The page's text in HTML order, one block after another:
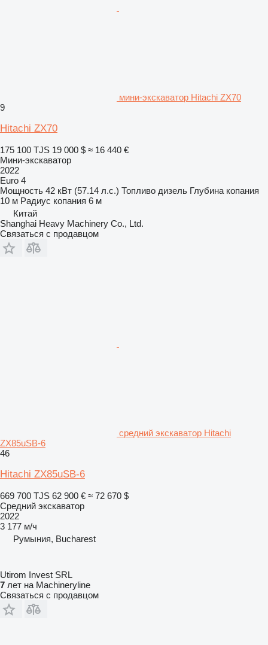
мини-экскаватор Hitachi ZX70
9
Hitachi ZX70
175 100 TJS 19 000 $ ≈ 16 440 €
Мини-экскаватор
2022
Euro 4
Мощность 42 кВт (57.14 л.с.) Топливо дизель Глубина копания
10 м Радиус копания 6 м
Китай
Shanghai Heavy Machinery Co., Ltd.
Связаться с продавцом
средний экскаватор Hitachi
ZX85uSB-6
46
Hitachi ZX85uSB-6
669 700 TJS 62 900 € ≈ 72 670 $
Средний экскаватор
2022
3 177 м/ч
Румыния, Bucharest
Utirom Invest SRL
7 лет на Machineryline
Связаться с продавцом